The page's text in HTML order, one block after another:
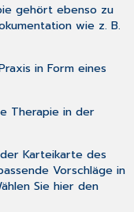
gehört ebenso zu
wie z. B.
in Form eines
Therapie in der
Karteikarte des
Vorschläge in
Sie hier den